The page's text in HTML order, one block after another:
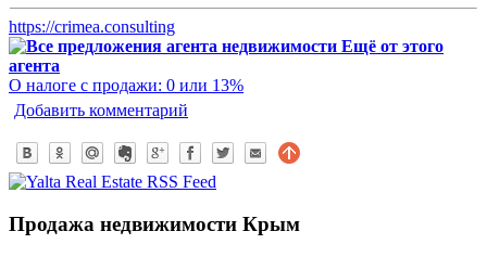
https://crimea.consulting
Ещё от этого
агента
О налоге с продажи: 0 или 13%
Добавить комментарий
Продажа недвижимости Крым